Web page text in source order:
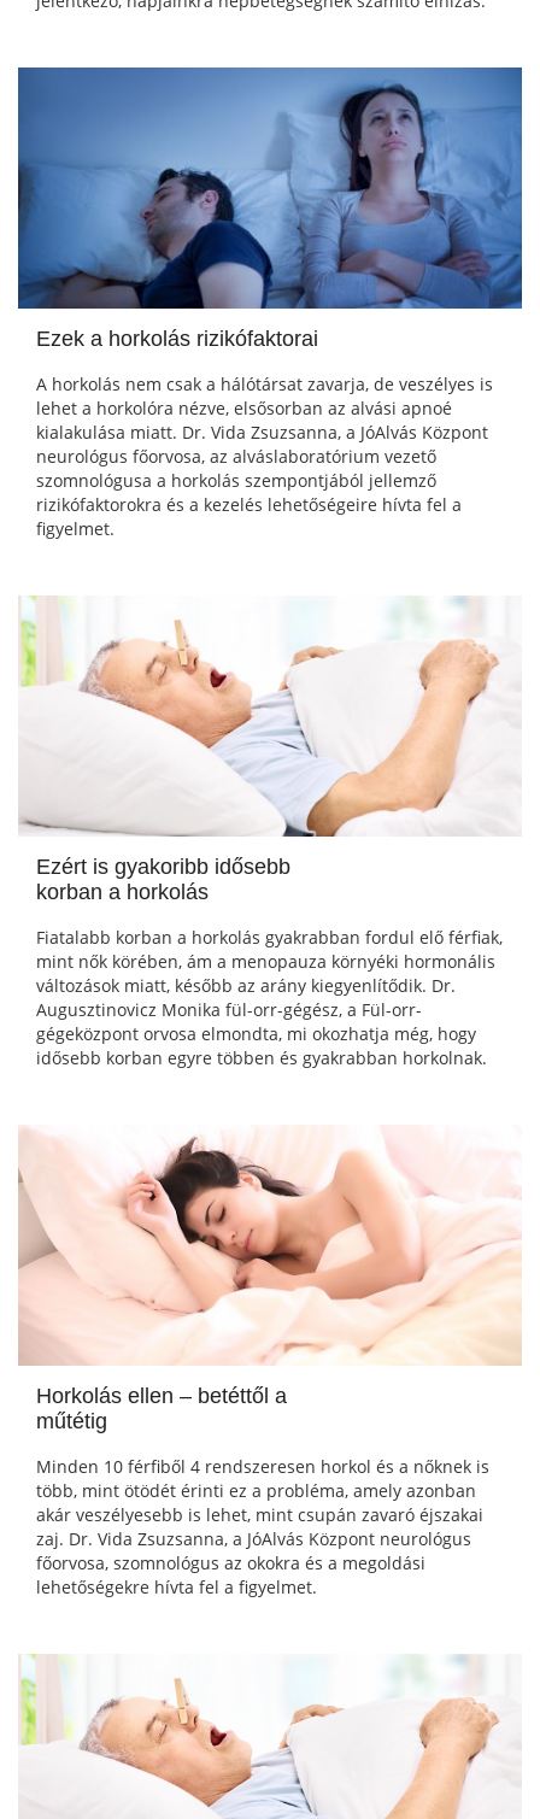
Ezek a horkolás rizikófaktorai
A horkolás nem csak a hálótársat zavarja, de veszélyes is
lehet a horkolóra nézve, elsősorban az alvási apnoé
kialakulása miatt. Dr. Vida Zsuzsanna, a JóAlvás Központ
neurológus főorvosa, az alváslaboratórium vezető
szomnológusa a horkolás szempontjából jellemző
rizikófaktorokra és a kezelés lehetőségeire hívta fel a
figyelmet.
Ezért is gyakoribb idősebb
korban a horkolás
Fiatalabb korban a horkolás gyakrabban fordul elő férfiak,
mint nők körében, ám a menopauza környéki hormonális
változások miatt, később az arány kiegyenlítődik. Dr.
Augusztinovicz Monika fül-orr-gégész, a Fül-orr-
gégeközpont orvosa elmondta, mi okozhatja még, hogy
idősebb korban egyre többen és gyakrabban horkolnak.
Horkolás ellen – betéttől a
műtétig
Minden 10 férfiből 4 rendszeresen horkol és a nőknek is
több, mint ötödét érinti ez a probléma, amely azonban
akár veszélyesebb is lehet, mint csupán zavaró éjszakai
zaj. Dr. Vida Zsuzsanna, a JóAlvás Központ neurológus
főorvosa, szomnológus az okokra és a megoldási
lehetőségekre hívta fel a figyelmet.